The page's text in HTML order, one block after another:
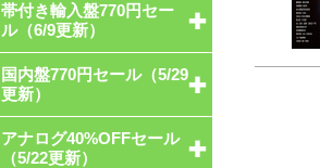
帯付き輸入盤770円セー
ル（6/9更新）
国内盤770円セール（5/29
更新）
アナログ40%OFFセール
（5/22更新）